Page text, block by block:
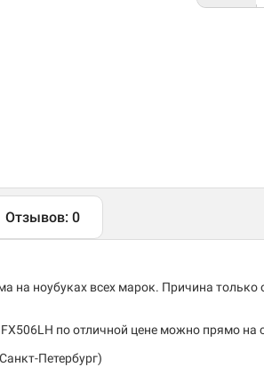
Отзывов: 0
на ноубуках всех марок. Причина
по отличной цене можно прямо на
Петербург)